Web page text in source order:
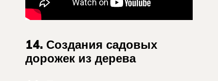
14. Создания садовых
дорожек из дерева